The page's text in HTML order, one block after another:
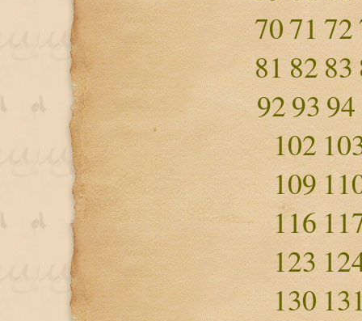
7071 72
81 82 83
9293 94
102
109
116
123
130